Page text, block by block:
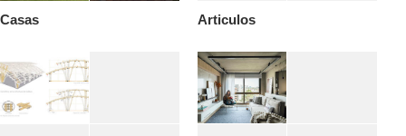
Casas Articulos